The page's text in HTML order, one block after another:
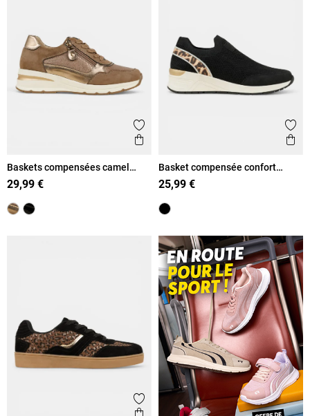
Ajouter aux favoris
Aperçu rapide
Baskets compensées camel
femme (36-41)
29,99 €
Basket compensée confort
femme (36-41)
25,99 €
Ajouter aux favoris